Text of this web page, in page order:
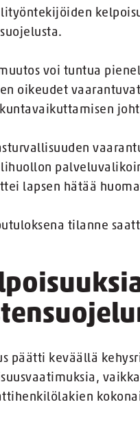
voi tuntua
oikeudet
lapsen hätää
tilanne
päätti keväällä